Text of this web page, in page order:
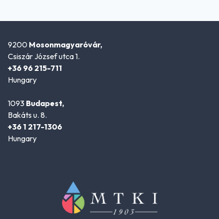
9200 Mosonmagyaróvár,
Csiszár József utca 1.
+36 96 215-711
Hungary
1093 Budapest,
Bakáts u. 8.
+36 1 217-1306
Hungary